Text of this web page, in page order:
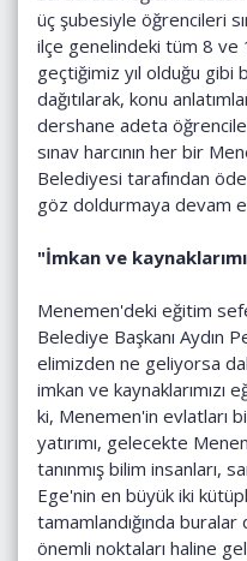
üç şubesiyle öğrencileri
ilçe genelindeki tüm 8 ve
geçtiğimiz yıl olduğu gibi
dağıtılarak, konu
dershane adeta
sınav harcının her bir
Belediyesi tarafından
göz doldurmaya devam
"İmkan ve
Menemen'deki eğitim
Belediye Başkanı Aydın
elimizden ne geliyorsa
imkan ve kaynaklarımızı
ki, Menemen'in evlatları
yatırımı, gelecekte
tanınmış bilim insanları,
Ege'nin en büyük iki
tamamlandığında
önemli noktaları haline